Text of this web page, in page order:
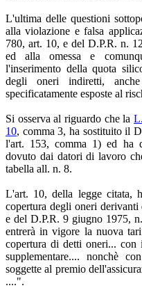
L'ultima delle questioni
alla violazione e falsa
780, art. 10, e del D.P.R. n.
ed alla omessa e
l'inserimento della quota
degli oneri indiretti,
specificatamente esposte al
Si osserva al riguardo che la
10, comma 3, ha sostituito il
l'art. 153, comma 1) ed ha
dovuto dai datori di lavoro
tabella all. n. 8.
L'art. 10, della legge citata,
copertura degli oneri derivanti
e del D.P.R. 9 giugno 1975,
entrerà in vigore la nuova
copertura di detti oneri...
supplementare.... nonchè
soggette al premio
....".